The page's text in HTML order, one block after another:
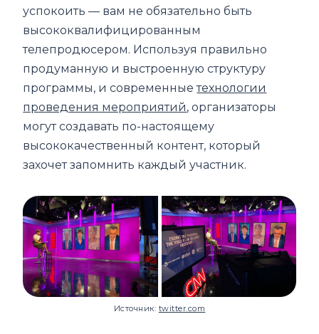
успокоить — вам не обязательно быть
высококвалифицированным
телепродюсером. Используя правильно
продуманную и выстроенную структуру
программы, и современныетехнологии
проведения мероприятий, организаторы
могут создавать по-настоящему
высококачественный контент, который
захочет запомнить каждый участник.
Источник: twitter.com